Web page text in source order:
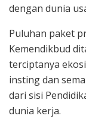
dengan dunia
Puluhan paket
Kemendikbud
terciptanya
insting dan
dari sisi
dunia kerja.